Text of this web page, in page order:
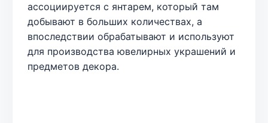
ассоциируется с янтарем, который там
добывают в больших количествах, а
впоследствии обрабатывают и используют
для производства ювелирных украшений и
предметов декора.